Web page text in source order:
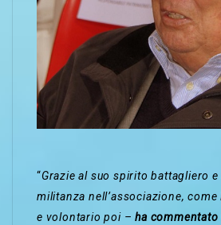
“Grazie al suo spirito battagliero e
militanza nell’associazione,
e volontario poi –ha